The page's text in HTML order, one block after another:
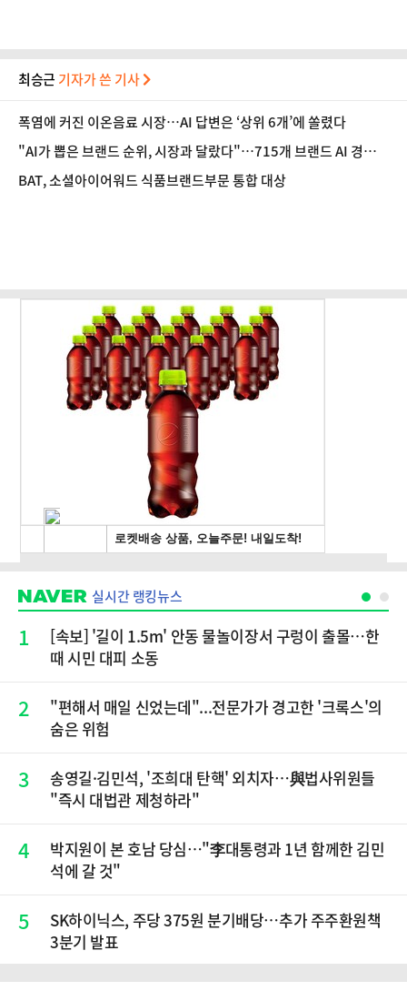
최승근 기자가 쓴 기사
폭염에 커진 이온음료 시장…AI 답변은 ‘상위 6개’에 쏠렸다
"AI가 뽑은 브랜드 순위, 시장과 달랐다"…715개 브랜드 AI 경쟁력
공개
BAT, 소셜아이어워드 식품브랜드부문 통합 대상
실시간 랭킹뉴스
1
[속보] '길이 1.5m' 안동 물놀이장서 구렁이 출몰…한
때 시민 대피 소동
2
"편해서 매일 신었는데"...전문가가 경고한 '크록스'의
숨은 위험
3
송영길·김민석, '조희대 탄핵' 외치자…與법사위원들
"즉시 대법관 제청하라"
4
박지원이 본 호남 당심…"李대통령과 1년 함께한 김민
석에 갈 것"
5
SK하이닉스, 주당 375원 분기배당…추가 주주환원책
3분기 발표